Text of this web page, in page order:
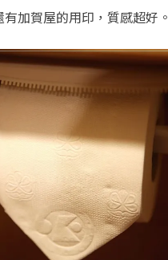
加賀屋的用印，質感超好。